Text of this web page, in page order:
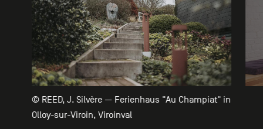
© REED, J. Silvère — Ferienhaus "Au Champiat" in
Olloy-sur-Viroin, Viroinval